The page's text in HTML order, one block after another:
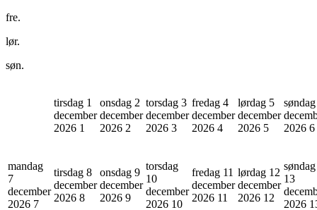
fre.
lør.
søn.
tirsdag 1
december
2026 1
onsdag 2
december
2026 2
torsdag 3
december
2026 3
fredag 4
december
2026 4
lørdag 5
december
2026 5
2026 6
mandag
7
december
2026 7
tirsdag 8
december
2026 8
onsdag 9
december
2026 9
torsdag
10
december
2026 10
fredag 11
december
2026 11
lørdag 12
december
2026 12
søndag
13
2026